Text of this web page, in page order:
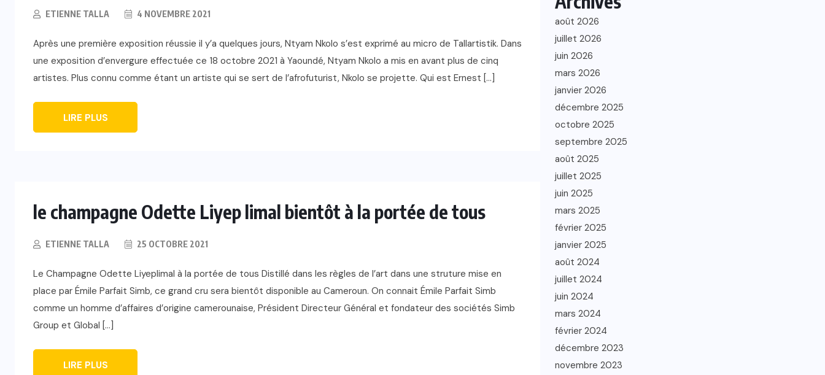
ETIENNE TALLA 4 NOVEMBRE 2021
Après une première exposition réussie il y’a quelques jours, Ntyam Nkolo s’est exprimé au micro de Tallartistik. Dans
une exposition d’envergure effectuée ce 18 octobre 2021 à Yaoundé, Ntyam Nkolo a mis en avant plus de cinq
artistes. Plus connu comme étant un artiste qui se sert de l’afrofuturist, Nkolo se projette. Qui est Ernest […]
LIRE PLUS
le champagne Odette Liyep limal bientôt à la portée de tous
ETIENNE TALLA 25 OCTOBRE 2021
Le Champagne Odette Liyeplimal à la portée de tous Distillé dans les règles de l’art dans une struture mise en
place par Émile Parfait Simb, ce grand cru sera bientôt disponible au Cameroun. On connait Émile Parfait Simb
comme un homme d’affaires d’origine camerounaise, Président Directeur Général et fondateur des sociétés Simb
Group et Global […]
LIRE PLUS
août 2026
juillet 2026
juin 2026
mars 2026
janvier 2026
décembre 2025
octobre 2025
septembre 2025
août 2025
juillet 2025
juin 2025
mars 2025
février 2025
janvier 2025
août 2024
juillet 2024
juin 2024
mars 2024
février 2024
décembre 2023
novembre 2023